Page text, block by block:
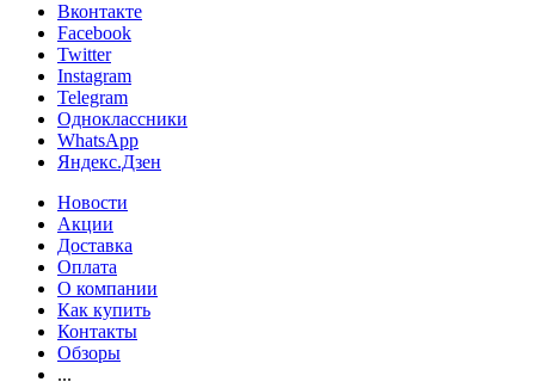
Вконтакте
Facebook
Twitter
Instagram
Telegram
Одноклассники
WhatsApp
Яндекс.Дзен
Новости
Акции
Доставка
Оплата
О компании
Как купить
Контакты
Обзоры
...